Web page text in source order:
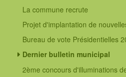
La commune recrute
Projet d'implantation de
Bureau de vote Présidentielles
Dernier bulletin municipal
2ème concours d'illuminations